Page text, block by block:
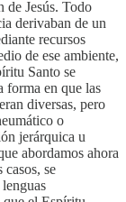
de Jesús. Todo
derivaban de un
recursos
de ese ambiente,
Santo se
forma en que las
diversas, pero
o
jerárquica u
abordamos ahora
se